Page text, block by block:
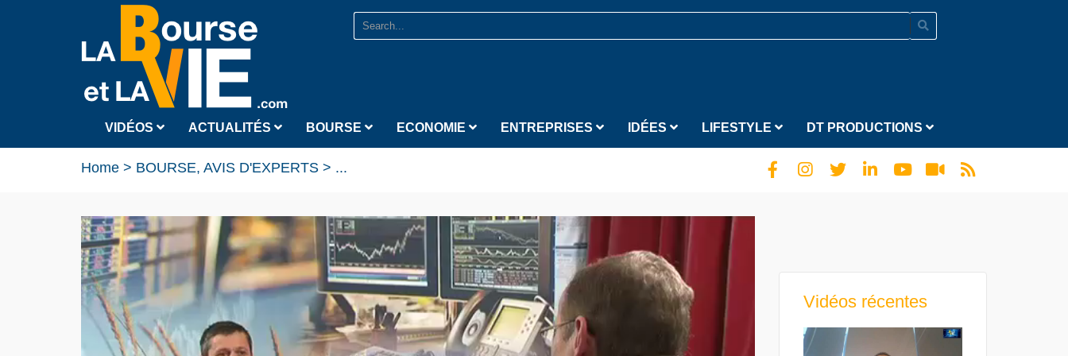
VIDÉOS ACTUALITÉS BOURSE ECONOMIE ENTREPRISES IDÉES LIFESTYLE DT PRODUCTIONS
Home > BOURSE, AVIS D'EXPERTS > ...
Vidéos récentes